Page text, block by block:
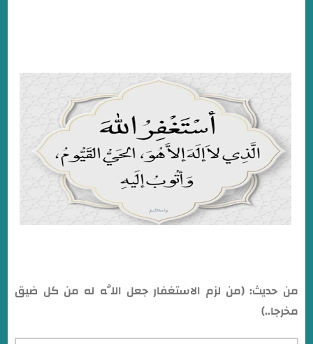
من حديث: (من لزم الاستغفار جعل اللَّه له من كل ضيق
مخرجا..)